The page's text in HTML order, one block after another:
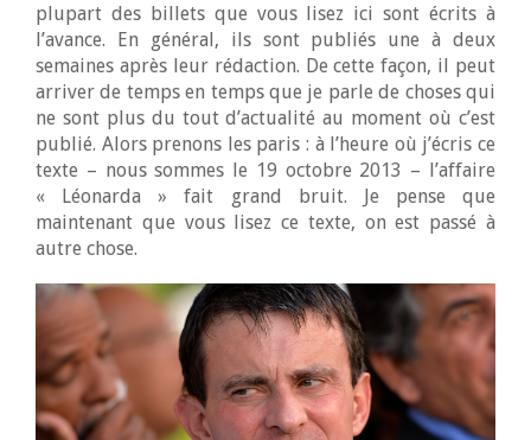
plupart des billets que vous lisez ici sont écrits à
l’avance. En général, ils sont publiés une à deux
semaines après leur rédaction. De cette façon, il peut
arriver de temps en temps que je parle de choses qui
ne sont plus du tout d’actualité au moment où c’est
publié. Alors prenons les paris : à l’heure où j’écris ce
texte – nous sommes le 19 octobre 2013 – l’affaire
« Léonarda » fait grand bruit. Je pense que
maintenant que vous lisez ce texte, on est passé à
autre chose.